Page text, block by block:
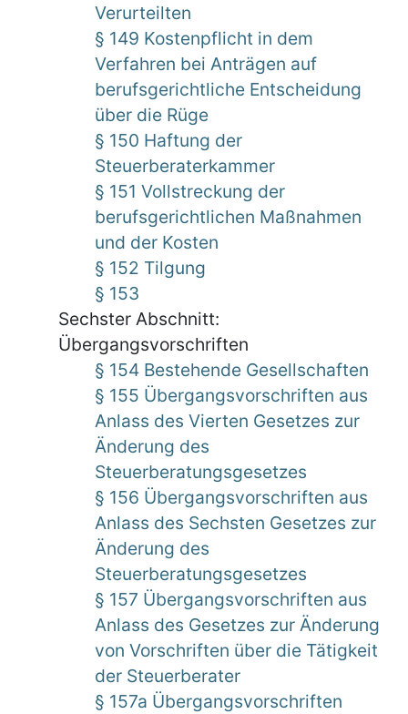
Verurteilten
§ 149 Kostenpflicht in dem
Verfahren bei Anträgen auf
berufsgerichtliche Entscheidung
über die Rüge
§ 150 Haftung der
Steuerberaterkammer
§ 151 Vollstreckung der
berufsgerichtlichen Maßnahmen
und der Kosten
§ 152 Tilgung
§ 153
Sechster Abschnitt:
Übergangsvorschriften
§ 154 Bestehende Gesellschaften
§ 155 Übergangsvorschriften aus
Anlass des Vierten Gesetzes zur
Änderung des
Steuerberatungsgesetzes
§ 156 Übergangsvorschriften aus
Anlass des Sechsten Gesetzes zur
Änderung des
Steuerberatungsgesetzes
§ 157 Übergangsvorschriften aus
Anlass des Gesetzes zur Änderung
von Vorschriften über die Tätigkeit
der Steuerberater
§ 157a Übergangsvorschriften